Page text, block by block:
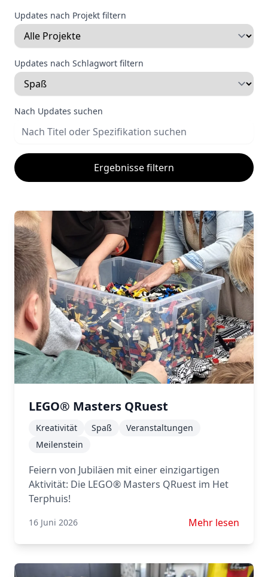
Updates nach Projekt filtern
Updates nach Schlagwort filtern
Nach Updates suchen
Ergebnisse filtern
LEGO® Masters QRuest
Kreativität Spaß
Veranstaltungen
Meilenstein
Feiern von Jubiläen mit einer einzigartigen
Aktivität: Die LEGO® Masters QRuest im Het
Terphuis!
16 Juni 2026 Mehr lesen über
Mehr lesen